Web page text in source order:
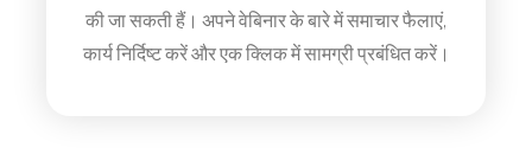
की जा सकती हैं। अपने वेबिनार के बारे में समाचार फैलाएं,
कार्य निर्दिष्ट करें और एक क्लिक में सामग्री प्रबंधित करें।